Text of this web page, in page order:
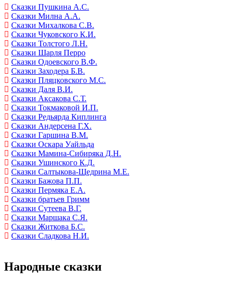
Сказки Пушкина А.С.
Сказки Милна А.А.
Сказки Михалкова С.В.
Сказки Чуковского К.И.
Сказки Толстого Л.Н.
Сказки Шарля Перро
Сказки Одоевского В.Ф.
Сказки Заходера Б.В.
Сказки Пляцковского М.С.
Сказки Даля В.И.
Сказки Аксакова С.Т.
Сказки Токмаковой И.П.
Сказки Редьярда Киплинга
Сказки Андерсена Г.Х.
Сказки Гаршина В.М.
Сказки Оскара Уайльда
Сказки Мамина-Сибиряка Д.Н.
Сказки Ушинского К.Д.
Сказки Салтыкова-Щедрина М.Е.
Сказки Бажова П.П.
Сказки Пермяка Е.А.
Сказки братьев Гримм
Сказки Сутеева В.Г.
Сказки Маршака С.Я.
Сказки Житкова Б.С.
Сказки Сладкова Н.И.
Народные сказки